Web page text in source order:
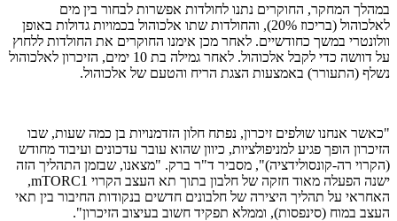
במהלך המחקר, החוקרים נתנו לחולדות אפשרות לבחור בין מים
לאלכוהול (בריכוז 20%), והחולדות שתו אלכוהול בכמויות גדולות באופן
וולונטרי במשך כחודשיים. לאחר מכן אימנו החוקרים את החולדות ללחוץ
על דוושה כדי לקבל אלכוהול. לאחר גמילה בת 10 ימים, הזיכרון לאלכוהול
נשלף (התעורר) באמצעות הצגת הריח והטעם של אלכוהול.
"כאשר אנחנו שולפים זיכרון, נפתח חלון הזדמנויות בן כמה שעות, שבו
הזיכרון הופך פגיע למניפולציות, כיוון שהוא עובר עדכונים ועיבוד מחודש
(הקרוי רה-קונסולידציה)", מסביר ד"ר ברק. "מצאנו, שבזמן התהליך הזה
ישנה הפעלה מאוד חזקה של חלבון בתוך תא העצב הקרוי mTORC1
,
האחראי על תהליך היצירה של חלבונים חדשים בנקודות החיבור בין תאי
העצב במוח (סינפסות), וממלא תפקיד חשוב בעיצוב הזיכרון".